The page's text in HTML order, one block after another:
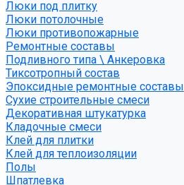
Люки под плитку
Люки потолочные
Люки противопожарные
Ремонтные составы
Подливного типа \ Анкеровка
Тиксотропный состав
Эпоксидные ремонтные составы
Сухие строительные смеси
Декоративная штукатурка
Кладочные смеси
Клей для плитки
Клей для теплоизоляции
Полы
Шпатлевка